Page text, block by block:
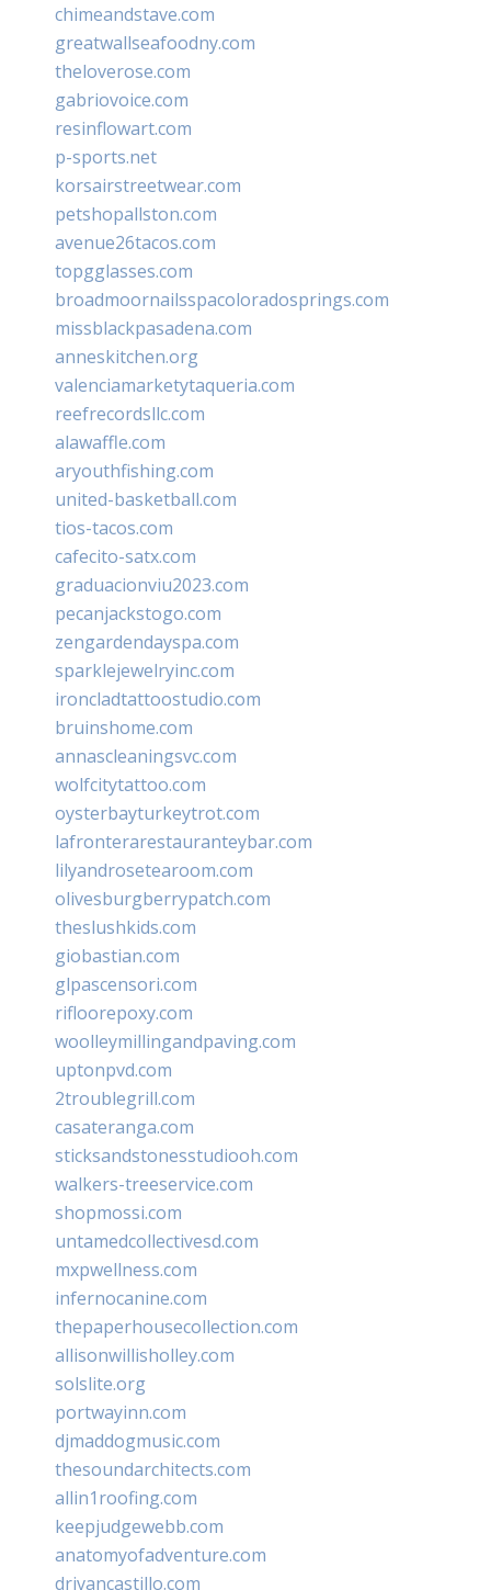
chimeandstave.com
greatwallseafoodny.com
theloverose.com
gabriovoice.com
resinflowart.com
p-sports.net
korsairstreetwear.com
petshopallston.com
avenue26tacos.com
topgglasses.com
broadmoornailsspacoloradosprings.com
missblackpasadena.com
anneskitchen.org
valenciamarketytaqueria.com
reefrecordsllc.com
alawaffle.com
aryouthfishing.com
united-basketball.com
tios-tacos.com
cafecito-satx.com
graduacionviu2023.com
pecanjackstogo.com
zengardendayspa.com
sparklejewelryinc.com
ironcladtattoostudio.com
bruinshome.com
annascleaningsvc.com
wolfcitytattoo.com
oysterbayturkeytrot.com
lafronterarestauranteybar.com
lilyandrosetearoom.com
olivesburgberrypatch.com
theslushkids.com
giobastian.com
glpascensori.com
rifloorepoxy.com
woolleymillingandpaving.com
uptonpvd.com
2troublegrill.com
casateranga.com
sticksandstonesstudiooh.com
walkers-treeservice.com
shopmossi.com
untamedcollectivesd.com
mxpwellness.com
infernocanine.com
thepaperhousecollection.com
allisonwillisholley.com
solslite.org
portwayinn.com
djmaddogmusic.com
thesoundarchitects.com
allin1roofing.com
keepjudgewebb.com
anatomyofadventure.com
drivancastillo.com